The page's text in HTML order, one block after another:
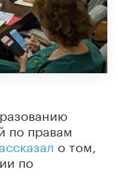
по правам
о том,
по